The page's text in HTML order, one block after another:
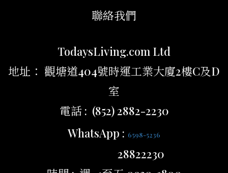
聯絡我們
TodaysLiving.com Ltd
地址： 觀塘道404號時運工業大廈2樓C及D
室
電話 : (852) 2882-2230
WhatsApp : 6598-5236
28822230